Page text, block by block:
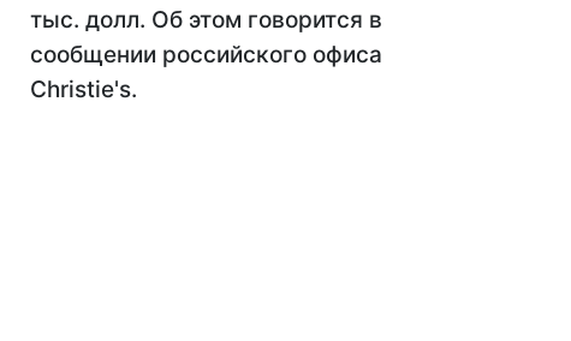
тыс. долл. Об этом говорится в
сообщении российского офиса
Christie's.